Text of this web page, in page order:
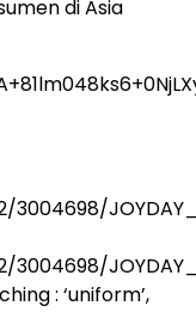
di Asia
: ‘uniform’,